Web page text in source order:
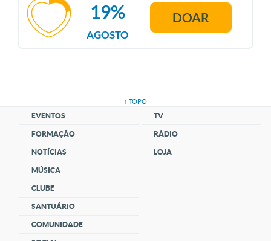
AGOSTO
19% DOAR
↑ TOPO
EVENTOS
FORMAÇÃO
NOTÍCIAS
MÚSICA
CLUBE
SANTUÁRIO
COMUNIDADE
TV
RÁDIO
LOJA